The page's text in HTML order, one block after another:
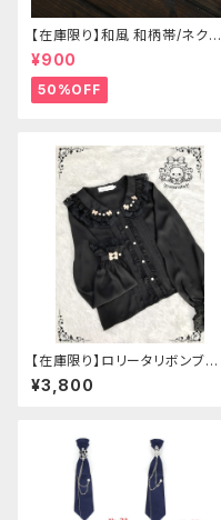
【在庫限り】和風 和柄帯/ネクタ
イ/リボン（狐面/金魚
¥900
50%OFF
【在庫限り】ロリータリボンブラ
ウス：フリーサイズ
¥3,800